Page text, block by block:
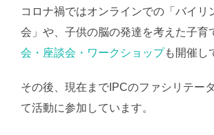
コロナ禍ではオンラインでの「バイリ
会」や、子供の脳の発達を考えた子育
会・座談会・ワークショップも開催し
その後、現在までIPCのファシリテー
て活動に参加しています。